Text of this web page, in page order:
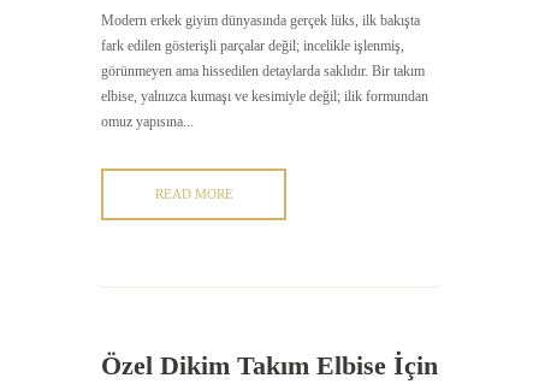
Modern erkek giyim dünyasında gerçek lüks, ilk bakışta
fark edilen gösterişli parçalar değil; incelikle işlenmiş,
görünmeyen ama hissedilen detaylarda saklıdır. Bir takım
elbise, yalnızca kumaşı ve kesimiyle değil; ilik formundan
omuz yapısına...
READ MORE
Özel Dikim Takım Elbise İçin